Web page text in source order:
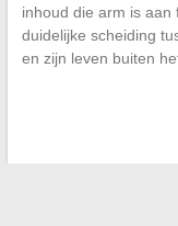
inhoud die arm is aan
duidelijke scheiding
en zijn leven buiten